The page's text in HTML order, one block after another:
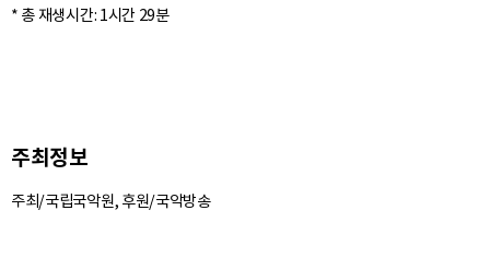
* 총 재생시간: 1시간 29분
주최정보
주최/국립국악원, 후원/국악방송